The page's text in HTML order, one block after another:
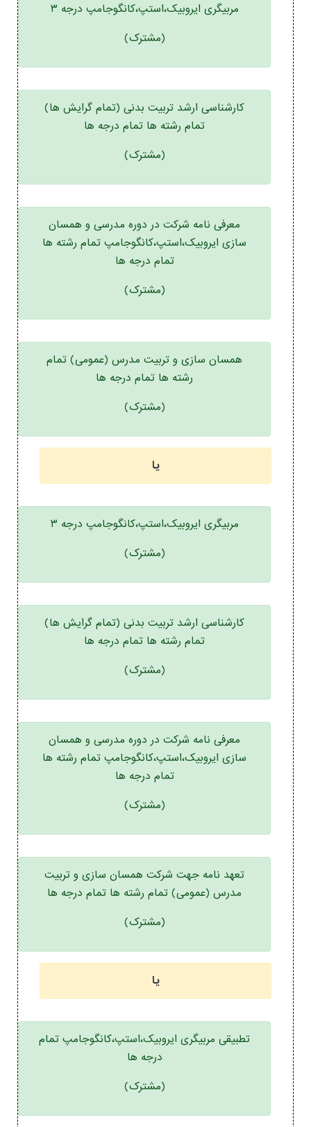
مربیگری ایروبیک،استپ،کانگوجامپ درجه ۳
(مشترک)
کارشناسی ارشد تربیت بدنی (تمام گرایش ها)
تمام رشته ها تمام درجه ها
(مشترک)
معرفی نامه شرکت در دوره مدرسی و همسان
سازی ایروبیک،استپ،کانگوجامپ تمام رشته ها
تمام درجه ها
(مشترک)
همسان سازی و تربیت مدرس (عمومی) تمام
رشته ها تمام درجه ها
(مشترک)
یا
مربیگری ایروبیک،استپ،کانگوجامپ درجه ۳
(مشترک)
کارشناسی ارشد تربیت بدنی (تمام گرایش ها)
تمام رشته ها تمام درجه ها
(مشترک)
معرفی نامه شرکت در دوره مدرسی و همسان
سازی ایروبیک،استپ،کانگوجامپ تمام رشته ها
تمام درجه ها
(مشترک)
تعهد نامه جهت شرکت همسان سازی و تربیت
مدرس (عمومی) تمام رشته ها تمام درجه ها
(مشترک)
یا
تطبیقی مربیگری ایروبیک،استپ،کانگوجامپ تمام
درجه ها
(مشترک)